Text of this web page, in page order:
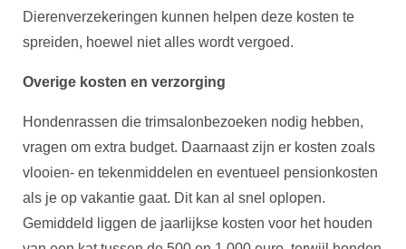
Dierenverzekeringen kunnen helpen deze kosten te
spreiden, hoewel niet alles wordt vergoed.
Overige kosten en verzorging
Hondenrassen die trimsalonbezoeken nodig hebben,
vragen om extra budget. Daarnaast zijn er kosten zoals
vlooien- en tekenmiddelen en eventueel pensionkosten
als je op vakantie gaat. Dit kan al snel oplopen.
Gemiddeld liggen de jaarlijkse kosten voor het houden